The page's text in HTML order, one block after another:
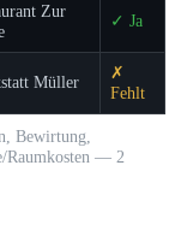
Zur
✓ Ja
Müller
✗
Fehlt
Bewirtung,
Raumkosten — 2